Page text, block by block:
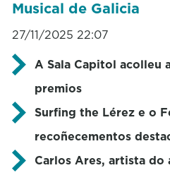
Musical de Galicia
27/11/2025 22:07
A Sala Capitol acolleu
premios
Surfing the Lérez e o
recoñecementos
Carlos Ares, artista do